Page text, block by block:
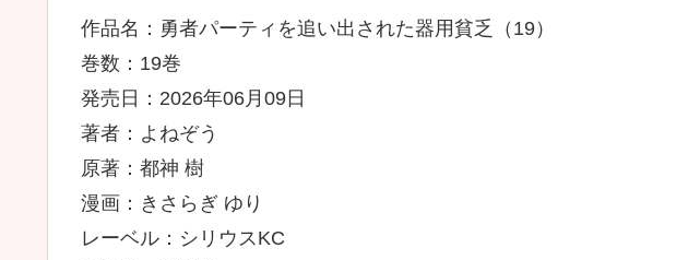
作品名：勇者パーティを追い出された器用貧乏（19）
巻数：19巻
発売日：2026年06月09日
著者：よねぞう
原著：都神 樹
漫画：きさらぎ ゆり
レーベル：シリウスKC